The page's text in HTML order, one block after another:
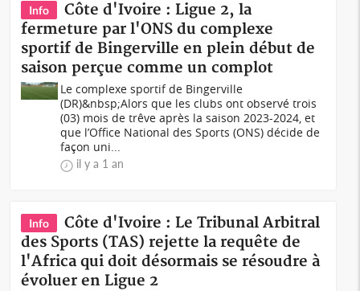
Info
Côte d'Ivoire : Ligue 2, la
fermeture par l'ONS du complexe
sportif de Bingerville en plein début de
saison perçue comme un complot
Le complexe sportif de Bingerville
(DR)&nbsp;Alors que les clubs ont observé trois
(03) mois de trêve après la saison 2023-2024, et
que l’Office National des Sports (ONS) décide de
façon uni...
il y a 1 an
Info
Côte d'Ivoire : Le Tribunal Arbitral
des Sports (TAS) rejette la requête de
l'Africa qui doit désormais se résoudre à
évoluer en Ligue 2